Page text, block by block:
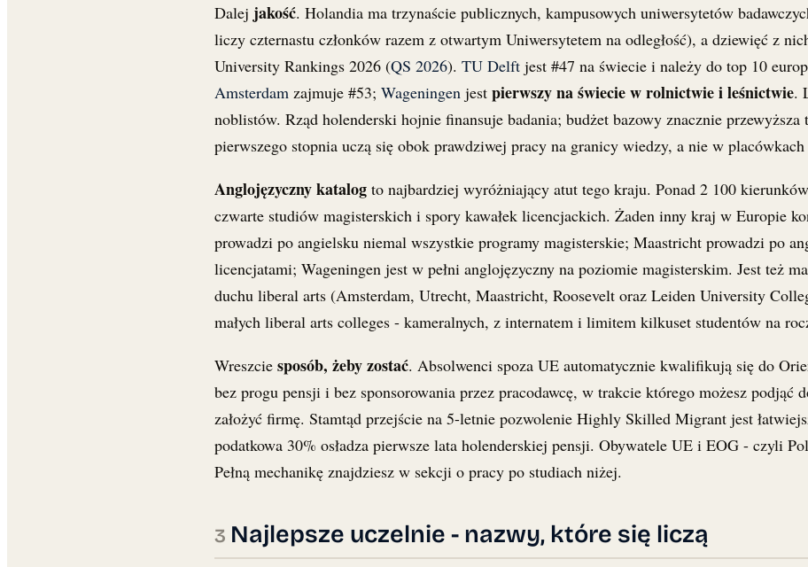
Dalej jakość. Holandia ma trzynaście publicznych, kampusowych uniwersytetów
liczy czternastu członków razem z otwartym Uniwersytetem na odległość), a dziewięć z
University Rankings 2026 (QS 2026). TU Delft jest #47 na świecie i należy do top 10
Amsterdam zajmuje #53; Wageningen jest pierwszy na świecie w rolnictwie i leśnictwie.
noblistów. Rząd holenderski hojnie finansuje badania; budżet bazowy znacznie
pierwszego stopnia uczą się obok prawdziwej pracy na granicy wiedzy, a nie w placówkach
Anglojęzyczny katalog to najbardziej wyróżniający atut tego kraju. Ponad 2 100
czwarte studiów magisterskich i spory kawałek licencjackich. Żaden inny kraj w Europie
prowadzi po angielsku niemal wszystkie programy magisterskie; Maastricht prowadzi po
licencjatami; Wageningen jest w pełni anglojęzyczny na poziomie magisterskim. Jest też
duchu liberal arts (Amsterdam, Utrecht, Maastricht, Roosevelt oraz Leiden University
małych liberal arts colleges - kameralnych, z internatem i limitem kilkuset studentów na
Wreszcie sposób, żeby zostać. Absolwenci spoza UE automatycznie kwalifikują się do
bez progu pensji i bez sponsorowania przez pracodawcę, w trakcie którego możesz podjąć
założyć firmę. Stamtąd przejście na 5-letnie pozwolenie Highly Skilled Migrant jest
podatkowa 30% osładza pierwsze lata holenderskiej pensji. Obywatele UE i EOG - czyli
Pełną mechanikę znajdziesz w sekcji o pracy po studiach niżej.
Najlepsze uczelnie - nazwy, które się liczą